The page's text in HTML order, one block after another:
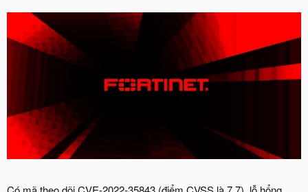
Có mã theo dõi CVE-2022-35843 (điểm CVSS là 7,7), lỗ hổng
vượt qua xác thực tồn tại trong thành phần đăng nhập SSH của
FortiOS. Lỗi chỉ có thể kích hoạt khi xác thực Radius được sử